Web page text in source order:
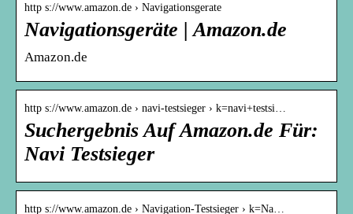
http s://www.amazon.de › Navigationsgerate
Navigationsgeräte | Amazon.de
Amazon.de
http s://www.amazon.de › navi-testsieger › k=navi+testsi…
Suchergebnis Auf Amazon.de Für:
Navi Testsieger
http s://www.amazon.de › Navigation-Testsieger › k=Na…